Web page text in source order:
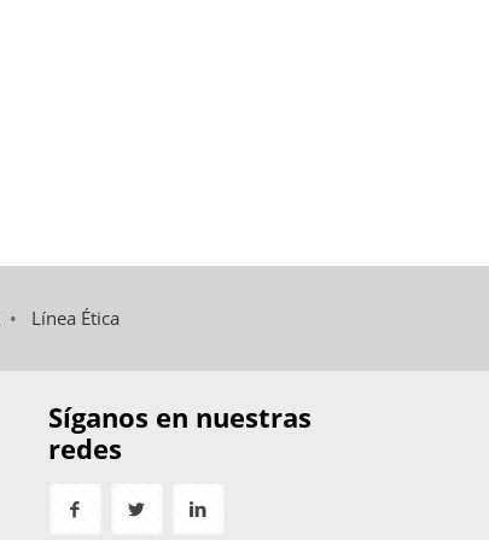
• Línea Ética
Síganos en nuestras
redes